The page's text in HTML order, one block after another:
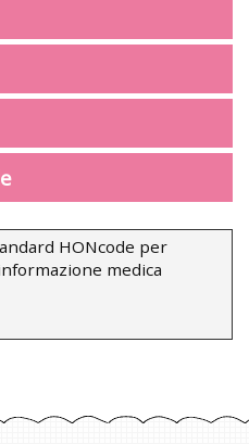
HONcode per
medica